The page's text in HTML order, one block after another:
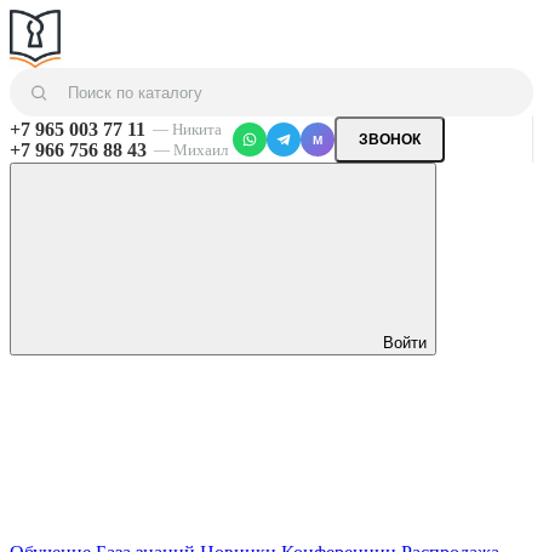
+7 965 003 77 11 — Никита
+7 966 756 88 43 — Михаил
M ЗВОНОК
Войти